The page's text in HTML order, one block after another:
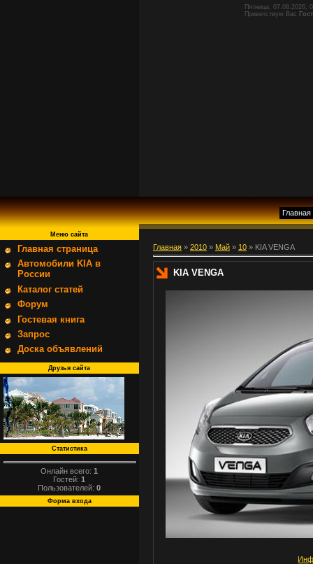
Пятница, 07.08.2026,
Приветствую Вас
Главная
Меню сайта
Главная страница
Автомобили KIA в
России
Каталог статей
Форум
Гостевая книга
Запрос
Доска объявлений
Друзья сайта
Статистика
Онлайн всего:1
Гостей:1
Пользователей:0
Форма входа
Главная » 2010 » Май » 10 » KIA VENGA
KIA VENGA